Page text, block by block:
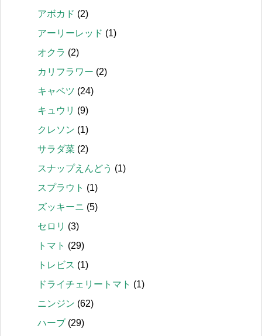
アボカド (2)
アーリーレッド (1)
オクラ (2)
カリフラワー (2)
キャベツ (24)
キュウリ (9)
クレソン (1)
サラダ菜 (2)
スナップえんどう (1)
スプラウト (1)
ズッキーニ (5)
セロリ (3)
トマト (29)
トレビス (1)
ドライチェリートマト (1)
ニンジン (62)
ハーブ (29)